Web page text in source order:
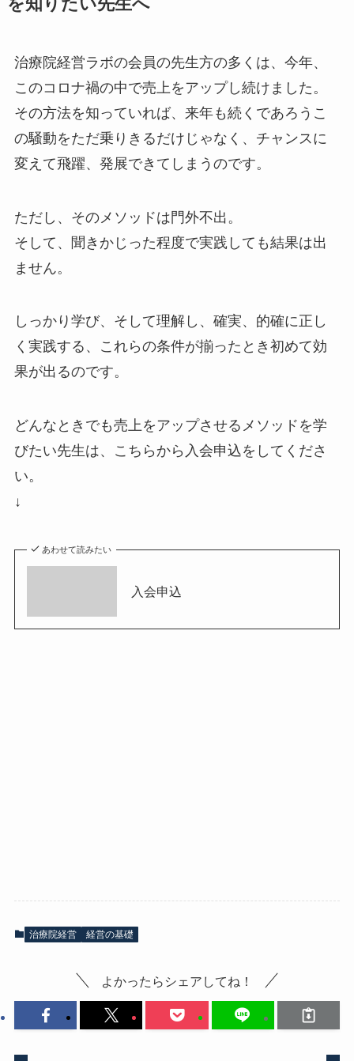
治療院経営ラボの会員の先生方の多くは、今年、
このコロナ禍の中で売上をアップし続けました。
その方法を知っていれば、来年も続くであろうこ
の騒動をただ乗りきるだけじゃなく、チャンスに
変えて飛躍、発展できてしまうのです。
ただし、そのメソッドは門外不出。
そして、聞きかじった程度で実践しても結果は出
ません。
しっかり学び、そして理解し、確実、的確に正し
く実践する、これらの条件が揃ったとき初めて効
果が出るのです。
どんなときでも売上をアップさせるメソッドを学
びたい先生は、こちらから入会申込をしてくださ
い。
↓
あわせて読みたい
入会申込
治療院経営 経営の基礎
よかったらシェアしてね！